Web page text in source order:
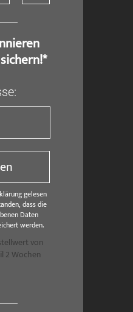
gelesen
dass die
Daten
werden.
von
2 Wochen